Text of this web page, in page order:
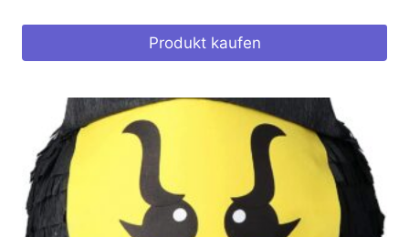
Produkt kaufen